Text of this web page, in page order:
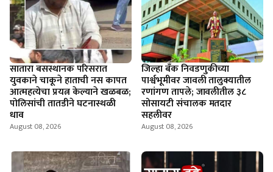
सातारा बसस्थानक परिसरात
युवकाने चाकूने हाताची नस कापत
आत्महत्येचा प्रयत्न केल्याने खळबळ;
पोलिसांची तातडीने घटनास्थळी
धाव
August 08, 2026
जिल्हा बँक निवडणुकीच्या
पार्श्वभूमीवर जावली तालुक्यातील
रणांगण तापले; जावलीतील ३८
सोसायटी संचालक मतदार
सहलीवर
August 08, 2026